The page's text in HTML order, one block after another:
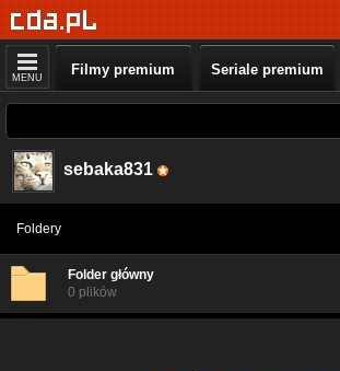
MENU Filmy premium Seriale premium
sebaka831
Foldery
Folder główny
0 plików